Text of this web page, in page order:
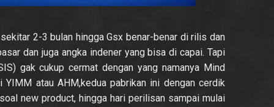
2-3 bulan hingga Gsx benar-benar di rilis dan
dan juga angka indener yang bisa di capai. Tapi
gak cukup cermat dengan yang namanya Mind
YIMM atau AHM,kedua pabrikan ini dengan cerdik
new product, hingga hari perilisan sampai mulai